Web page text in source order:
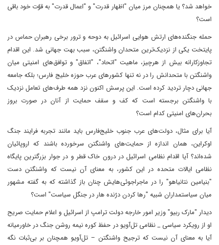
خواهد شد؟ یا همچنان مرز میان "اظهار قدرت" و "اعمال قدرت" به قوٌت خود باقی
است؟
حمله جنگنده‌های ارتش هوایی اسرائیل به دوحه و ترور برخی رهبران حماس در
پایتخت یکی از نزدیک‌ترین متحدان واشنگتن، سبب بهت جهانی شد. این اقدام
تجاوزکارانه بیش از هرچیز، ماهیت "اتحاد"، "اتفاق" و توافق‌های امنیتی میان
واشنگتن با متحدانش را در نه تنها کشورهای عرب حوزه خلیج فارس؛ بلکه جامعه
جهانی دچار تردید کرده است. این پرسش اکنون نزد همه طرف‌های تعامل نزدیک
با واشنگتن برجسته است که کف و سقف حمایت از آنان در صورت بروز
بحران‌های امنیتی کدام است؟
آیا برای مثال، دولت‌های عرب جنوب خلیج‌فارس باید مانند تجربه فرایند جنگ
اوکراین، همان اندازه از حمایت‌های واشنگتن سرخورده باشند که اروپائیان
شده‌اند؟ آیا اقدام نظامی اسرائیل در درون خاک قطر و در جوار بزرگترین پایگاه
نظامی ایالات متحده در این کشور، به معنای آن نیست که واشنگتن دست
"بنیامین نتانیاهو" را در ماجراجوئی‌هایش چنان باز گذاشته که به گفته مشهور
میان سیاستمداران شبیه "رها کردن درٌنده هار در جنگل سیاست" است؟
دیدار "مارک ربیو" وزیر امور خارجه دولت ترامپ از اسرائیل و اعلام حمایت صریح
او از رویکرد سیاسی _ نظامی تل‌آویو در حفظ کوره نیمه روشن جنگ در خاورمیانه
آیا به معنای آن نیست که ترجیح واشنگتن – تل‌آویو همچنان بر بی‌ثبات نگه